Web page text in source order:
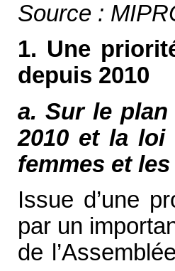
Source :
1. Une
depuis 2010
a. Sur le
2010 et la loi
femmes et
Issue d’une
par un
de